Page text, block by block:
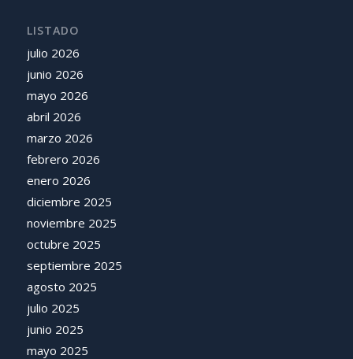
LISTADO
julio 2026
junio 2026
mayo 2026
abril 2026
marzo 2026
febrero 2026
enero 2026
diciembre 2025
noviembre 2025
octubre 2025
septiembre 2025
agosto 2025
julio 2025
junio 2025
mayo 2025